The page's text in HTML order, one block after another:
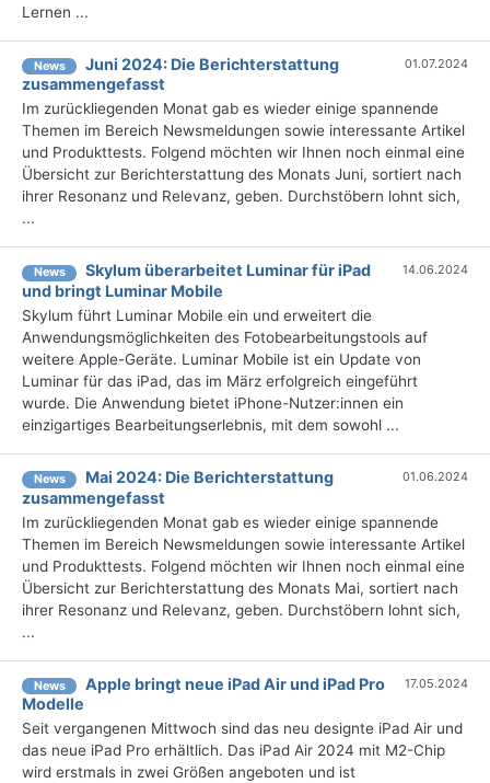
Lernen ...
News
Juni 2024: Die Bericht­erstattung
zusammengefasst
01.07.2024
Im zurückliegenden Monat gab es wieder einige spannende
Themen im Bereich Newsmeldungen sowie interessante Artikel
und Produkttests. Folgend möchten wir Ihnen noch einmal eine
Übersicht zur Berichterstattung des Monats Juni, sortiert nach
ihrer Resonanz und Relevanz, geben. Durchstöbern lohnt sich,
...
News
Skylum überarbeitet Luminar für iPad
und bringt Luminar Mobile
14.06.2024
Skylum führt Luminar Mobile ein und erweitert die
Anwendungsmöglichkeiten des Fotobearbeitungstools auf
weitere Apple-Geräte. Luminar Mobile ist ein Update von
Luminar für das iPad, das im März erfolgreich eingeführt
wurde. Die Anwendung bietet iPhone-Nutzer:innen ein
einzigartiges Bearbeitungserlebnis, mit dem sowohl ...
News
Mai 2024: Die Bericht­erstattung
zusammengefasst
01.06.2024
Im zurückliegenden Monat gab es wieder einige spannende
Themen im Bereich Newsmeldungen sowie interessante Artikel
und Produkttests. Folgend möchten wir Ihnen noch einmal eine
Übersicht zur Berichterstattung des Monats Mai, sortiert nach
ihrer Resonanz und Relevanz, geben. Durchstöbern lohnt sich,
...
News
Apple bringt neue iPad Air und iPad Pro
Modelle
17.05.2024
Seit vergangenen Mittwoch sind das neu designte iPad Air und
das neue iPad Pro erhältlich. Das iPad Air 2024 mit M2-Chip
wird erstmals in zwei Größen angeboten und ist